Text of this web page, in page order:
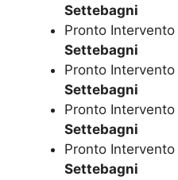
Settebagni
Pronto
Settebagni
Pronto
Settebagni
Pronto
Settebagni
Pronto
Settebagni